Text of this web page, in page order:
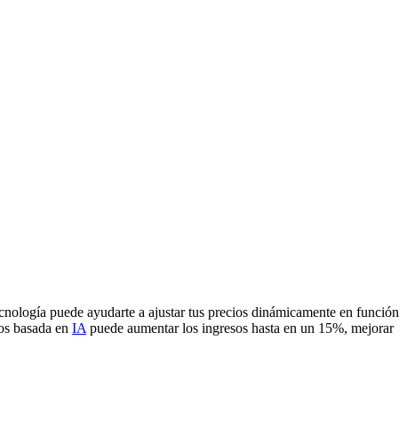
puede ayudarte a ajustar tus precios dinámicamente en función
basada en IA puede aumentar los ingresos hasta en un 15%, mejorar